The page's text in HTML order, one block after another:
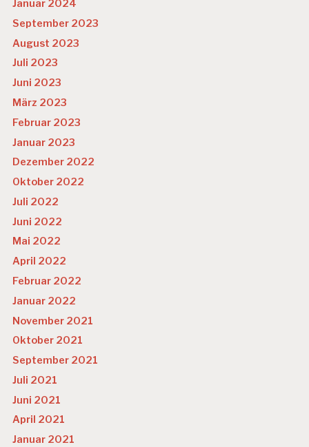
Januar 2024
September 2023
August 2023
Juli 2023
Juni 2023
März 2023
Februar 2023
Januar 2023
Dezember 2022
Oktober 2022
Juli 2022
Juni 2022
Mai 2022
April 2022
Februar 2022
Januar 2022
November 2021
Oktober 2021
September 2021
Juli 2021
Juni 2021
April 2021
Januar 2021